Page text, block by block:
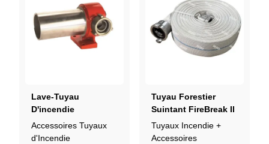
Lave-Tuyau
D'incendie
Accessoires Tuyaux
d'Incendie
Tuyau Forestier
Suintant FireBreak II
Avec 2 Raccords
Tuyaux Incendie +
Accessoires